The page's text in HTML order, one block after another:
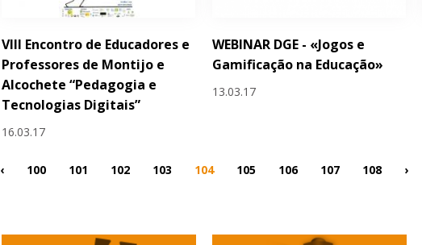
VIII Encontro de Educadores e
Professores de Montijo e
Alcochete “Pedagogia e
Tecnologias Digitais”
16.03.17
WEBINAR DGE - «Jogos e
Gamificação na Educação»
13.03.17
‹ 100 101 102 103 104 105 106 107 108 ›